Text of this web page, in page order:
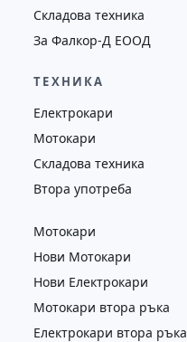
Складова техника
За Фалкор-Д ЕООД
ТЕХНИКА
Електрокари
Мотокари
Складова техника
Втора употреба
Мотокари
Нови Мотокари
Нови Електрокари
Мотокари втора ръка
Електрокари втора ръка